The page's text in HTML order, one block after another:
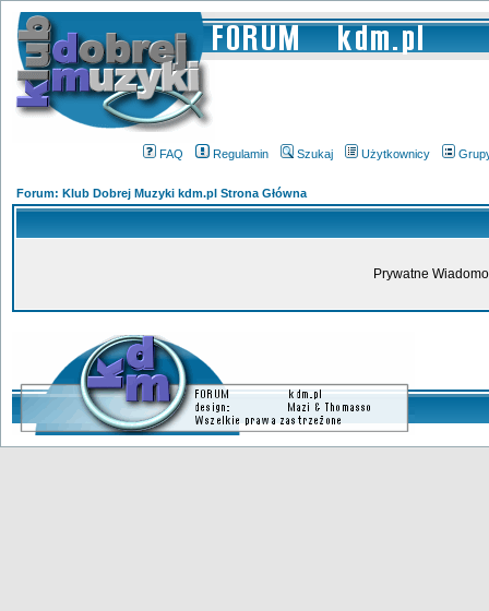
FAQ Regulamin Szukaj Użytkownicy
Forum: Klub Dobrej Muzyki kdm.pl Strona Główna
Prywatne